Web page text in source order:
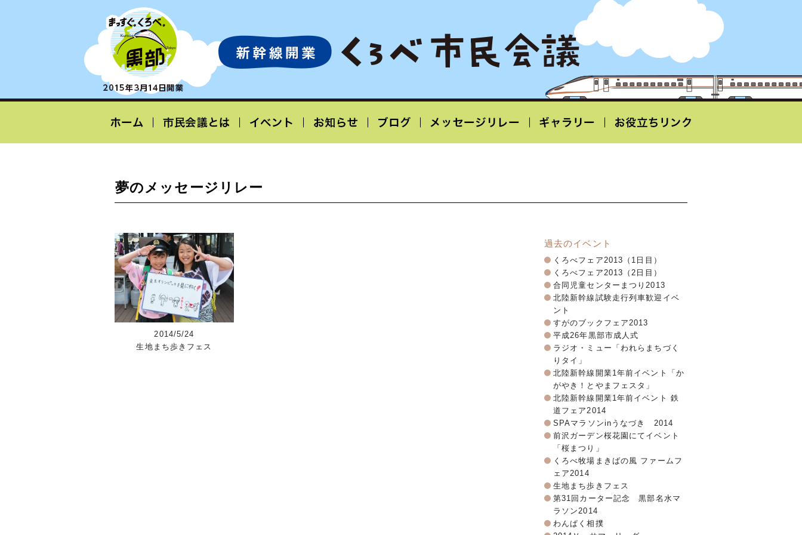
夢のメッセージリレー
2014/5/24
生地まち歩きフェス
過去のイベント
くろべフェア2013（1日目）
くろべフェア2013（2日目）
合同児童センターまつり2013
北陸新幹線試験走行列車歓迎イベ
ント
すがのブックフェア2013
平成26年黒部市成人式
ラジオ・ミュー「われらまちづく
りタイ」
北陸新幹線開業1年前イベント「か
がやき！とやまフェスタ」
北陸新幹線開業1年前イベント 鉄
道フェア2014
SPAマラソンinうなづき 2014
前沢ガーデン桜花園にてイベント
「桜まつり」
くろべ牧場まきばの風 ファームフ
ェア2014
生地まち歩きフェス
第31回カーター記念 黒部名水マ
ラソン2014
わんぱく相撲